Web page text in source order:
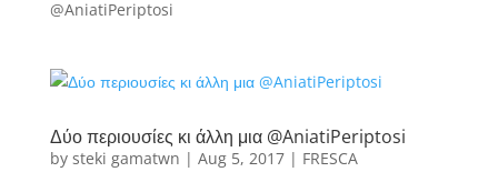
@AniatiPeriptosi
Δύο περιουσίες κι άλλη μια @AniatiPeriptosi
by steki gamatwn | Aug 5, 2017| FRESCA